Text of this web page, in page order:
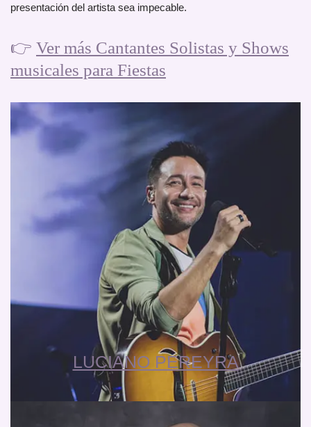
presentación del artista sea impecable.
👉 Ver más Cantantes Solistas y Shows
musicales para Fiestas
LUCIANO PEREYRA